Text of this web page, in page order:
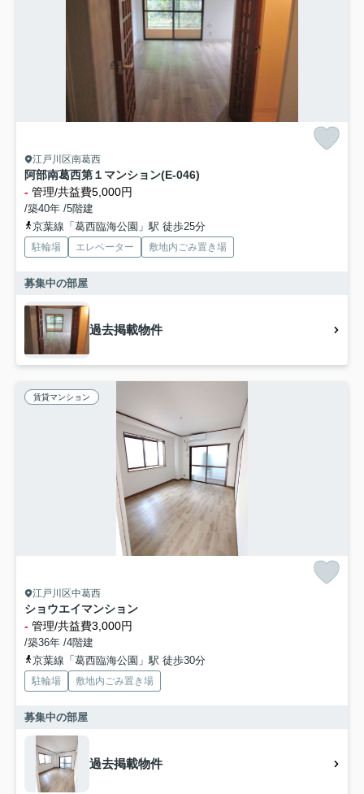
江戸川区南葛西
阿部南葛西第１マンション(E-046)
- 管理/共益費5,000円
/築40年 /5階建
京葉線「葛西臨海公園」駅 徒歩25分
駐輪場 エレベーター 敷地内ごみ置き場
募集中の部屋
過去掲載物件
賃貸マンション
江戸川区中葛西
ショウエイマンション
- 管理/共益費3,000円
/築36年 /4階建
京葉線「葛西臨海公園」駅 徒歩30分
駐輪場 敷地内ごみ置き場
募集中の部屋
過去掲載物件